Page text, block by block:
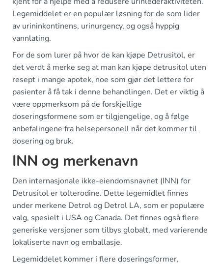
Legemiddelet er en populær løsning for de som lider
av urininkontinens, urinurgency, og også hyppig
vannlating.
For de som lurer på hvor de kan kjøpe Detrusitol, er
det verdt å merke seg at man kan kjøpe detrusitol uten
resept i mange apotek, noe som gjør det lettere for
pasienter å få tak i denne behandlingen. Det er viktig å
være oppmerksom på de forskjellige
doseringsformene som er tilgjengelige, og å følge
anbefalingene fra helsepersonell når det kommer til
dosering og bruk.
INN og merkenavn
Den internasjonale ikke-eiendomsnavnet (INN) for
Detrusitol er tolterodine. Dette legemidlet finnes
under merkene Detrol og Detrol LA, som er populære
valg, spesielt i USA og Canada. Det finnes også flere
generiske versjoner som tilbys globalt, med varierende
lokaliserte navn og emballasje.
Legemiddelet kommer i flere doseringsformer,